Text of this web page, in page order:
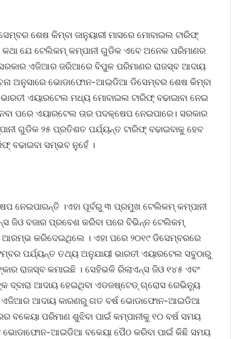
ଶେଷ କିମ୍ବା ଜାନୁୟାରୀ ମାସରେ ମୋବାଇଲ ଟାରିଫ୍
କଥା ଯେ ଟେଲିକମ୍ କମ୍ପାନୀ ଗୁଡିକ ଏବେ ଅନେକ ପରିମାଣର
ଏଜିଆର ଜରିଆରେ ବିପୁଳ ପରିମାଣର ରାଜସ୍ବ ଆଦାୟ
ଅନୁସାରେ ଭୋଡାଫୋନ-ଆଇଡିଆ ଡିସେମ୍ବର ଶେଷ କିମ୍ବା
ଏୟାରଟେଲ ମଧ୍ୟ ମୋବାଇଲ ଟାରିଫ୍ ବଢାଇାବା ନେଇ
ପରେ ଏୟାରଟେଲ ତାର ପଦକ୍ଷେପ ନେଇପାରେ। ସରକାର
ଗୁଡିକ ୨୫ ପ୍ରତିଶତ ପର୍ଯ୍ୟନ୍ତ ଟାରିଫ୍ ବଢାଇବାକୁ ହେବ
ବଢାଇବା ସମ୍ଭବ ନୁହେଁ ।
ନେଇପାରନ୍ତି ।ଏହା ପୂର୍ବରୁ ୩ ପ୍ରମୁଖ ଟେଲିକମ୍ କମ୍ପାନୀ
ଜିଓ ବଜାର ପ୍ରବେଶ କରିବା ପରେ ବିଭିନ୍ନ ଟେଲିକମ୍
ଆରମ୍ଭ କରିଦେଇଥିଲେ । ଏହା ପରେ ୨୦୧୯ ଡିସେମ୍ବରରେ
ପର୍ଯ୍ୟନ୍ତ ତଥ୍ୟ ଅନୁଯାୟୀ ଭାରତୀ ଏୟାରଟେଲ ସବୁଠାରୁ
ରାଜସ୍ବ କମାଇଛି । ସେହିଭଳି ରିଲାଏନ୍ସ ଜିଓ ୧୪୫ ଏବଂ
ଦ୍ବାରା ଆଦାୟ ହେଇଥିବା ଏଡଜଷ୍ଟେଡ୍ ଗ୍ରୋସ ରେଭିନ୍ୟୁ
ଏଜିଆର ଆଦାୟ କାରଣରୁ ଗତ ବର୍ଷ ଭୋଡାଫୋନ-ଆଇଡିଆ
ବକେୟା ପରିମାଣ ଶୁଝିବା ପାଇଁ କମ୍ପାନୀକୁ ୧୦ ବର୍ଷ ସମୟ
ଭୋଡାଫୋନ-ଆଇଡିଆ ବକେୟା ପୈଠ କରିବା ପାଇଁ କିଛି ସମୟ